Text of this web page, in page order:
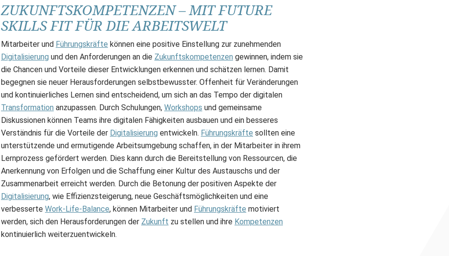
ZUKUNFTSKOMPETENZEN – MIT FUTURE
SKILLS FIT FÜR DIE ARBEITSWELT
Mitarbeiter und Führungskräfte können eine positive Einstellung zur zunehmenden
Digitalisierung und den Anforderungen an die Zukunftskompetenzen gewinnen, indem sie
die Chancen und Vorteile dieser Entwicklungen erkennen und schätzen lernen. Damit
begegnen sie neuer Herausforderungen selbstbewusster. Offenheit für Veränderungen
und kontinuierliches Lernen sind entscheidend, um sich an das Tempo der digitalen
Transformation anzupassen. Durch Schulungen, Workshops und gemeinsame
Diskussionen können Teams ihre digitalen Fähigkeiten ausbauen und ein besseres
Verständnis für die Vorteile der Digitalisierung entwickeln. Führungskräfte sollten eine
unterstützende und ermutigende Arbeitsumgebung schaffen, in der Mitarbeiter in ihrem
Lernprozess gefördert werden. Dies kann durch die Bereitstellung von Ressourcen, die
Anerkennung von Erfolgen und die Schaffung einer Kultur des Austauschs und der
Zusammenarbeit erreicht werden. Durch die Betonung der positiven Aspekte der
Digitalisierung, wie Effizienzsteigerung, neue Geschäftsmöglichkeiten und eine
verbesserte Work-Life-Balance, können Mitarbeiter und Führungskräfte motiviert
werden, sich den Herausforderungen der Zukunft zu stellen und ihre Kompetenzen
kontinuierlich weiterzuentwickeln.